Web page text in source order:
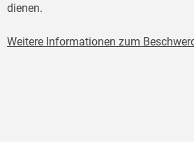
dienen.
Weitere Informationen zum